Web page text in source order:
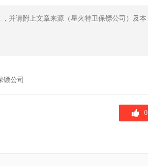
，并请附上文章来源（星火特卫保镖公司）及本
镖公司
0